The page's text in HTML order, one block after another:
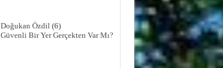
Doğukan Özdil(6)
Güvenli Bir Yer Gerçekten Var Mı?